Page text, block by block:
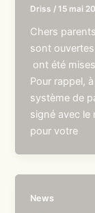
Driss /15 mai
Chers
sont
ont été
Pour rappel,
système de
signé avec le
pour votre
News